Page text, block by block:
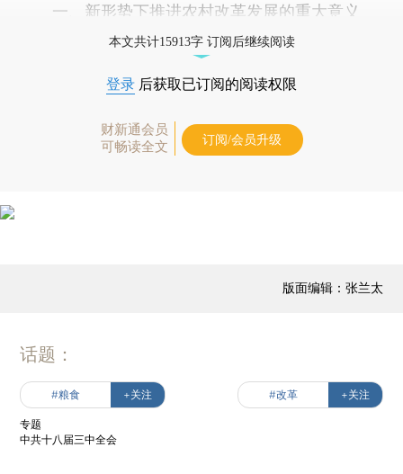
一、新形势下推进农村改革发展的重大意义
本文共计15913字 订阅后继续阅读
登录 后获取已订阅的阅读权限
财新通会员
可畅读全文
订阅/会员升级
版面编辑：张兰太
话题：
#粮食 +关注 #改革 +关注
专题
中共十八届三中全会